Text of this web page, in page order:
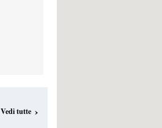
Vedi tutte ›